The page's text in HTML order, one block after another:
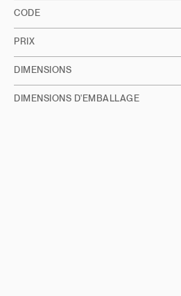
CODE
PRIX
DIMENSIONS
DIMENSIONS D'EMBALLAGE